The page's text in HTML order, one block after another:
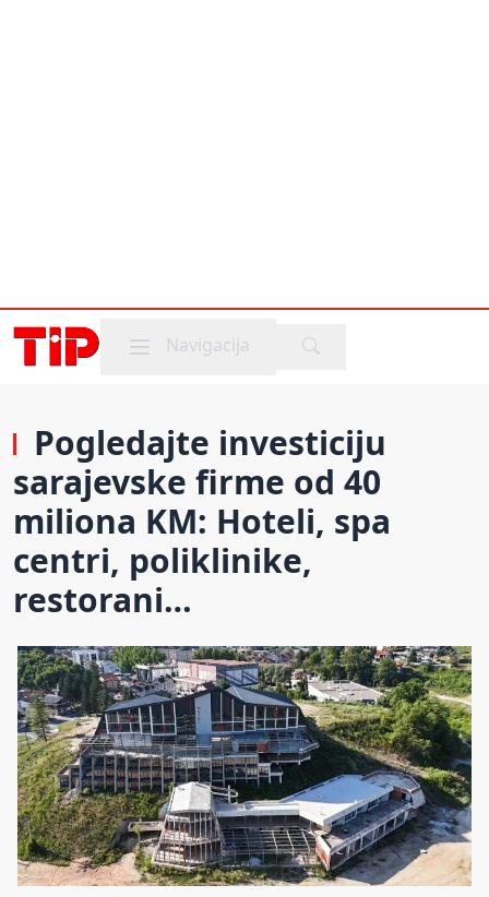
Mobile menu
Navigacija
Pogledajte investiciju
sarajevske firme od 40
miliona KM: Hoteli, spa
centri, poliklinike,
restorani…